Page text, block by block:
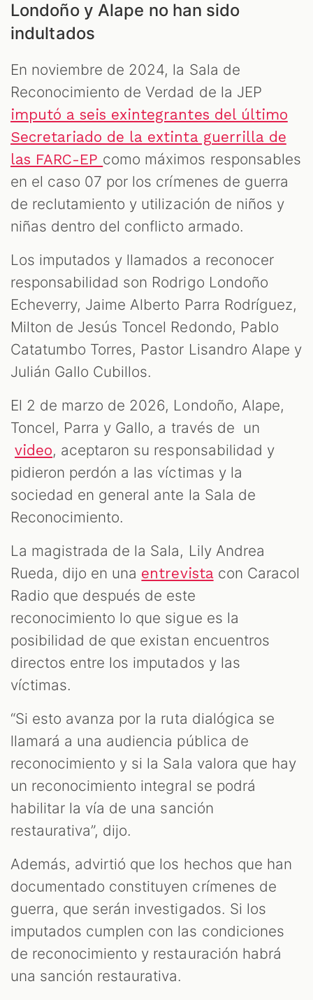
Londoño y Alape no han sido
indultados
En noviembre de 2024, la Sala de
Reconocimiento de Verdad de la JEP
imputó a seis exintegrantes del último
Secretariado de la extinta guerrilla de
las FARC-EP como máximos responsables
en el caso 07 por los crímenes de guerra
de reclutamiento y utilización de niños y
niñas dentro del conflicto armado.
Los imputados y llamados a reconocer
responsabilidad son Rodrigo Londoño
Echeverry, Jaime Alberto Parra Rodríguez,
Milton de Jesús Toncel Redondo, Pablo
Catatumbo Torres, Pastor Lisandro Alape y
Julián Gallo Cubillos.
El 2 de marzo de 2026, Londoño, Alape,
Toncel, Parra y Gallo, a través de un
video, aceptaron su responsabilidad y
pidieron perdón a las víctimas y la
sociedad en general ante la Sala de
Reconocimiento.
La magistrada de la Sala, Lily Andrea
Rueda, dijo en una entrevistacon Caracol
Radio que después de este
reconocimiento lo que sigue es la
posibilidad de que existan encuentros
directos entre los imputados y las
víctimas.
“Si esto avanza por la ruta dialógica se
llamará a una audiencia pública de
reconocimiento y si la Sala valora que hay
un reconocimiento integral se podrá
habilitar la vía de una sanción
restaurativa”, dijo.
Además, advirtió que los hechos que han
documentado constituyen crímenes de
guerra, que serán investigados. Si los
imputados cumplen con las condiciones
de reconocimiento y restauración habrá
una sanción restaurativa.